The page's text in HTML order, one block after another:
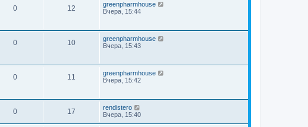
0 12
greenpharmhouse
Вчера, 15:44
0 10
greenpharmhouse
Вчера, 15:43
0 11
greenpharmhouse
Вчера, 15:42
0 17
rendistero
Вчера, 15:40